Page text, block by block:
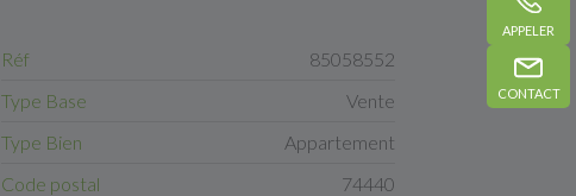
APPELER
CONTACT
Réf
85058552
Type Base
Vente
Type Bien
Appartement
Code postal
74440